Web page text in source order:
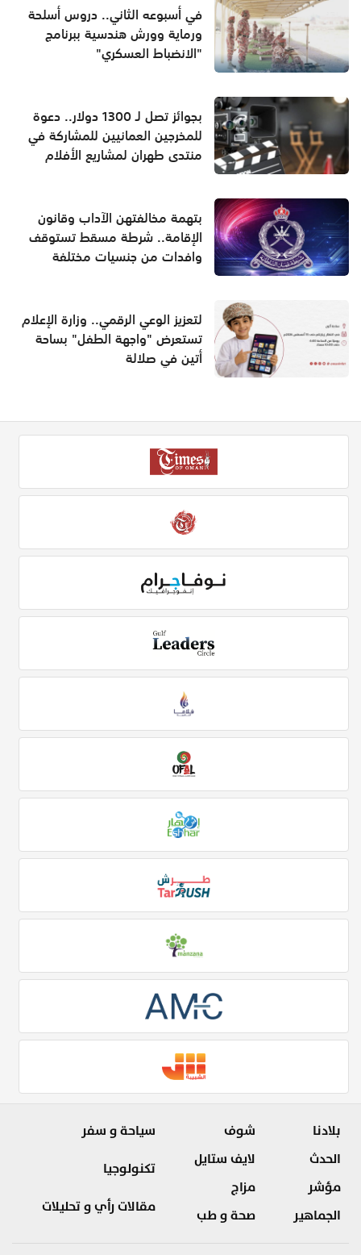
في أسبوعه الثاني.. دروس أسلحة
ورماية وورش هندسية ببرنامج
"الانضباط العسكري"
بجوائز تصل لـ 1300 دولار.. دعوة
للمخرجين العمانيين للمشاركة في
منتدى طهران لمشاريع الأفلام
بتهمة مخالفتهن الآداب وقانون
الإقامة.. شرطة مسقط تستوقف
وافدات من جنسيات مختلفة
لتعزيز الوعي الرقمي.. وزارة الإعلام
تستعرض "واجهة الطفل" بساحة
أتين في صلالة
بلادنا
الحدث
مؤشر
الجماهير
شوف
لايف ستايل
مزاج
صحة و طب
سياحة و سفر
تكنولوجيا
مقالات رأي و تحليلات